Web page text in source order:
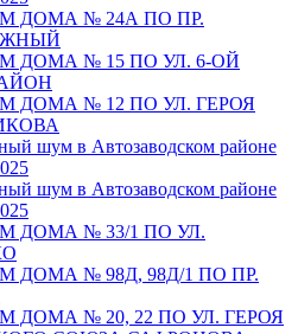
ДОМА № 24А ПО ПР.
ДОМА № 15 ПО УЛ. 6-ОЙ
ДОМА № 12 ПО УЛ. ГЕРОЯ
шум в Автозаводском районе
шум в Автозаводском районе
ДОМА № 33/1 ПО УЛ.
ДОМА № 98Д, 98Д/1 ПО ПР.
ДОМА № 20, 22 ПО УЛ. ГЕРОЯ